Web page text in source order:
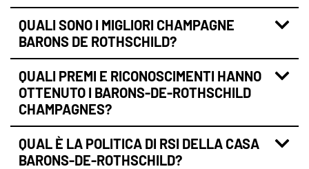
QUALI SONO I MIGLIORI CHAMPAGNE
BARONS DE ROTHSCHILD?
QUALI PREMI E RICONOSCIMENTI HANNO
OTTENUTO I BARONS-DE-ROTHSCHILD
CHAMPAGNES?
QUAL È LA POLITICA DI RSI DELLA CASA
BARONS-DE-ROTHSCHILD?